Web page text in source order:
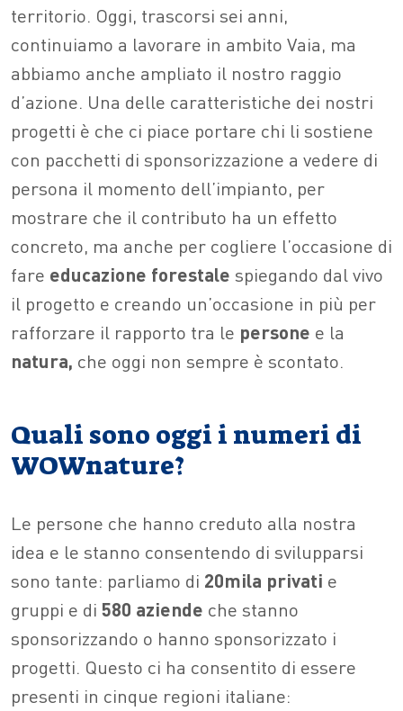
territorio. Oggi, trascorsi sei anni,
continuiamo a lavorare in ambito Vaia, ma
abbiamo anche ampliato il nostro raggio
d’azione. Una delle caratteristiche dei nostri
progetti è che ci piace portare chi li sostiene
con pacchetti di sponsorizzazione a vedere di
persona il momento dell’impianto, per
mostrare che il contributo ha un effetto
concreto, ma anche per cogliere l’occasione di
fare educazione forestale spiegando dal vivo
il progetto e creando un’occasione in più per
rafforzare il rapporto tra le persone e la
natura, che oggi non sempre è scontato.
Quali sono oggi i numeri di
WOWnature?
Le persone che hanno creduto alla nostra
idea e le stanno consentendo di svilupparsi
sono tante: parliamo di 20mila privati e
gruppi e di 580 aziende che stanno
sponsorizzando o hanno sponsorizzato i
progetti. Questo ci ha consentito di essere
presenti in cinque regioni italiane: